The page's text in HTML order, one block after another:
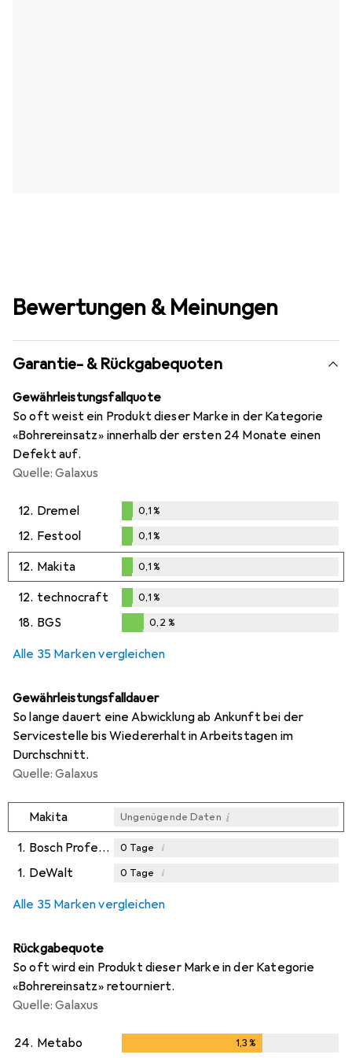
Bewertungen & Meinungen
Garantie- & Rückgabequoten
Gewährleistungsfallquote
So oft weist ein Produkt dieser Marke in der Kategorie
«Bohrereinsatz» innerhalb der ersten 24 Monate einen
Defekt auf.
Quelle: Galaxus
12. Dremel
%
0,1%
12. Festool
0,1%
0,1%
12. Makita
0,1%
0,1%
12. technocraft
%
0,1%
18. BGS 0,2 %
Alle 35 Marken vergleichen
Gewährleistungsfalldauer
So lange dauert eine Abwicklung ab Ankunft bei der
Servicestelle bis Wiedererhalt in Arbeitstagen im
Durchschnitt.
Quelle: Galaxus
Makita Ungenügende Daten i
1. Bosch Professional Zubehör 0 Tage i
1. DeWalt 0 Tage i
Alle 35 Marken vergleichen
Rückgabequote
So oft wird ein Produkt dieser Marke in der Kategorie
«Bohrereinsatz» retourniert.
Quelle: Galaxus
24. Metabo 1,3%